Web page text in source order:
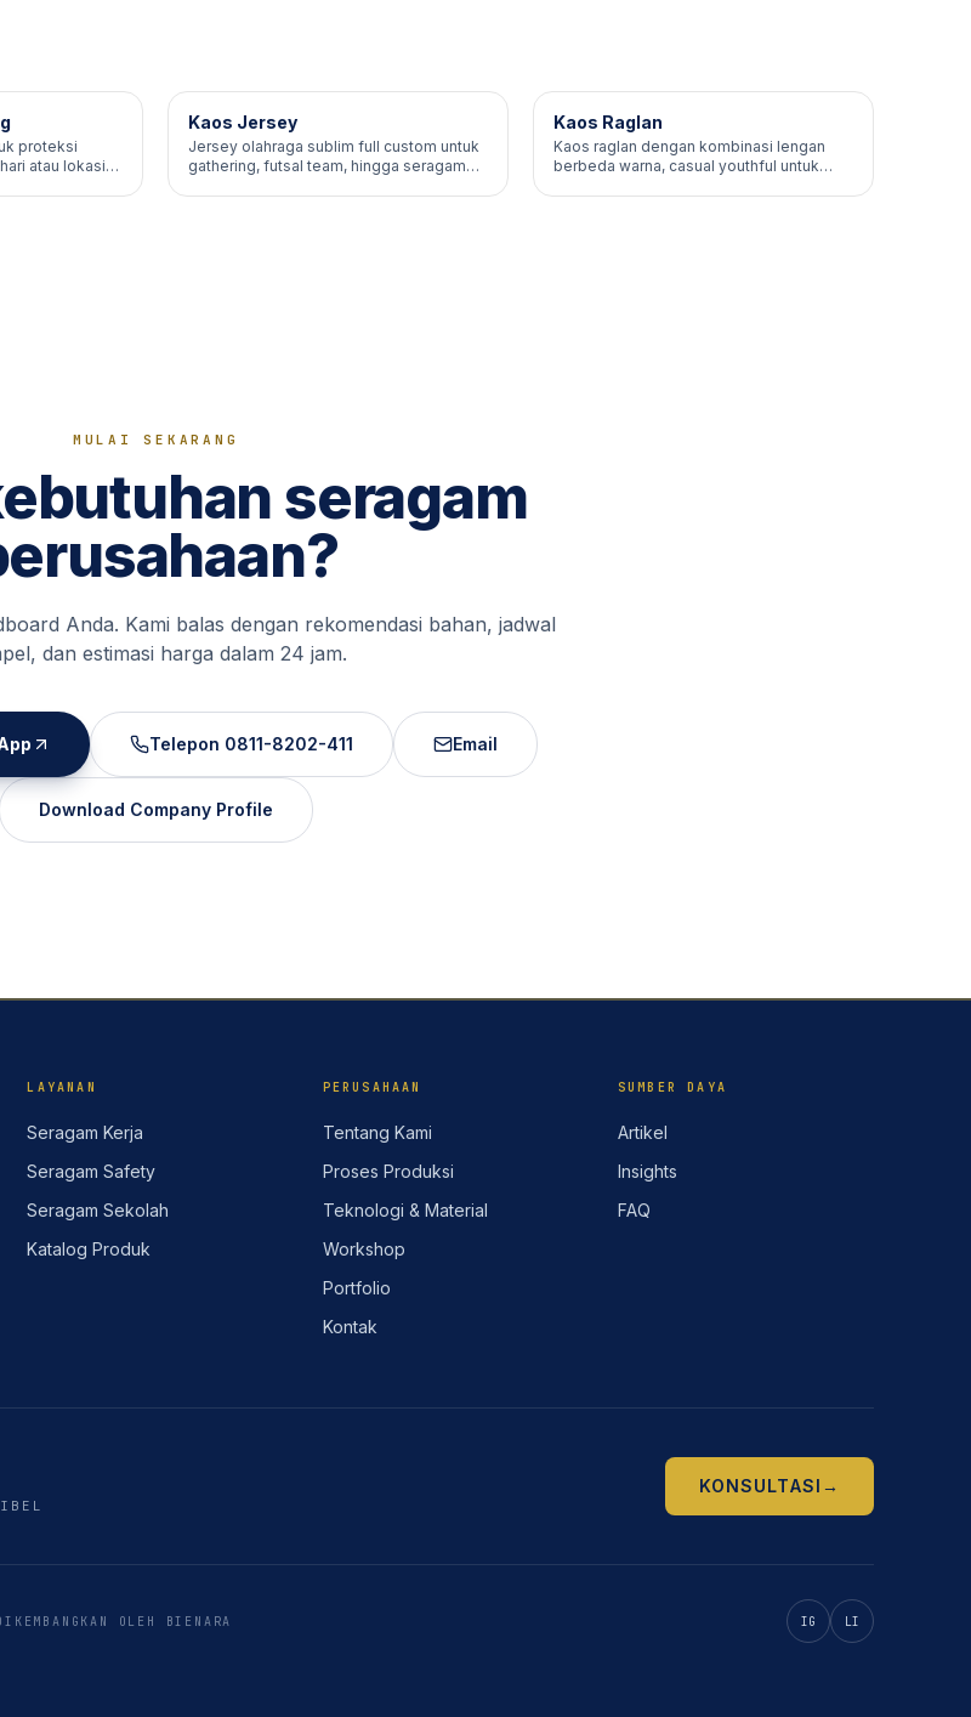
proteksi
atau lokasi
Kaos Jersey
Jersey olahraga sublim full custom untuk
gathering, futsal team, hingga seragam
Kaos Raglan
Kaos raglan dengan kombinasi lengan
berbeda warna, casual youthful untuk
MULAI SEKARANG
seragam
Anda. Kami balas dengan rekomendasi bahan, jadwal
dan estimasi harga dalam 24 jam.
Telepon 0811-8202-411 Email
Download Company Profile
LAYANAN
Seragam Kerja
Seragam Safety
Seragam Sekolah
Katalog Produk
PERUSAHAAN
Tentang Kami
Proses Produksi
Teknologi & Material
Workshop
Portfolio
Kontak
SUMBER DAYA
Artikel
Insights
FAQ
KONSULTASI →
OLEH BIENARA IG LI